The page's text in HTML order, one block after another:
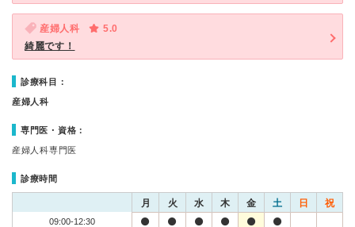
産婦人科
5.0
綺麗です！
診療科目：
産婦人科
専門医・資格：
産婦人科専門医
診療時間
月 火 水 木 金 土 日 祝
09:00-12:30